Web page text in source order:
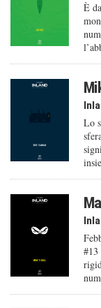
È
Lo
#13